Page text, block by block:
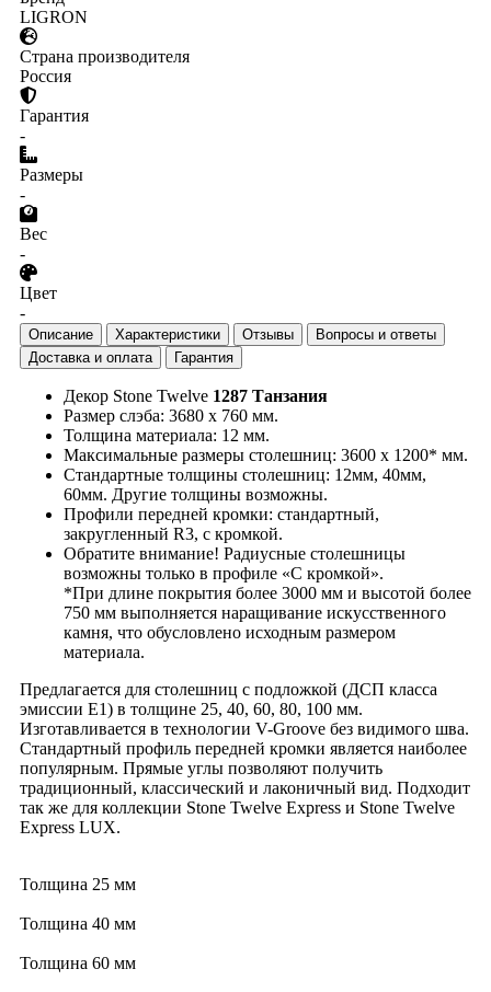
LIGRON
Страна производителя
Россия
Гарантия
-
Размеры
-
Вес
-
Цвет
-
Описание Характеристики Отзывы
Вопросы и ответы
Доставка и оплата
Гарантия
Декор Stone Twelve 1287 Танзания
Размер слэба: 3680 х 760 мм.
Толщина материала: 12 мм.
Максимальные размеры столешниц: 3600 х 1200* мм.
Стандартные толщины столешниц: 12мм, 40мм,
60мм. Другие толщины возможны.
Профили передней кромки: стандартный,
закругленный R3, с кромкой.
Обратите внимание! Радиусные столешницы
возможны только в профиле «С кромкой».
*При длине покрытия более 3000 мм и высотой более
750 мм выполняется наращивание искусственного
камня, что обусловлено исходным размером
материала.
Предлагается для столешниц с подложкой (ДСП класса
эмиссии Е1) в толщине 25, 40, 60, 80, 100 мм.
Изготавливается в технологии V-Groove без видимого шва.
Стандартный профиль передней кромки является наиболее
популярным. Прямые углы позволяют получить
традиционный, классический и лаконичный вид. Подходит
так же для коллекции Stone Twelve Express и Stone Twelve
Express LUX.
Толщина 25 мм
Толщина 40 мм
Толщина 60 мм